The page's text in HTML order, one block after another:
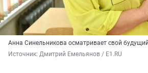
Анна Синельникова осматривает свой
Источник: Дмитрий Емельянов / E1.RU